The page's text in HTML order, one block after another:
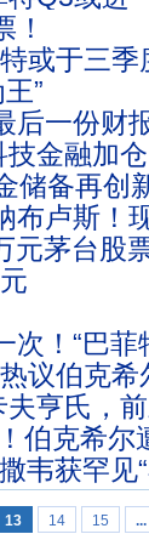
！
或于三
”
后一份财
新高；
池；
技金融加
储备再创
布卢斯！
！欧佩克
元茅台股
！“巴菲
议伯克希
夫亨氏，
”方案不
伯克希尔
韦获罕见
方向发展”
13 14 15 ...